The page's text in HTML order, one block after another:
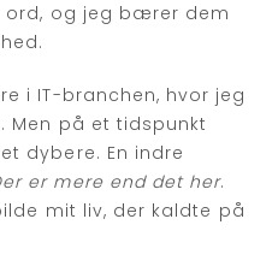
ord, og jeg bærer dem
i IT-branchen, hvor jeg
på et tidspunkt
dybere. En indre
er mere end det her.
mit liv, der kaldte på